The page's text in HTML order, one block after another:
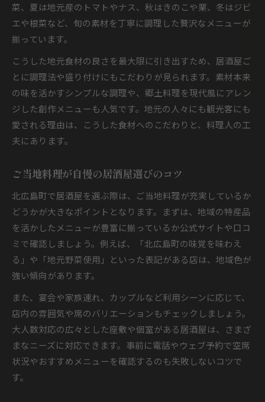
菜、夏は地元産のトマトやナス、秋はきのこや栗、冬はジビ
エや根菜など、旬の素材を丁寧に調理した贅沢なメニューが
揃っています。
こうした地元食材の良さを最大限に引き出すため、居酒屋ご
とに調理法や盛り付けにもこだわりが見られます。素材本来
の味を活かすシンプルな調理や、郷土料理を現代風にアレン
ジした創作メニューも人気です。地元の人々にも観光客にも
愛される理由は、こうした食材へのこだわりと、料理人の工
夫にあります。
ご当地料理が自慢の居酒屋選びのコツ
北広島町で居酒屋を選ぶ際は、ご当地料理が充実しているか
どうかが大きなポイントとなります。まずは、地域の特産品
を活かしたメニューが豊富に揃っているか公式サイトや口コ
ミで確認しましょう。例えば、「北広島町の味覚を味わえ
る」や「地元野菜使用」といった表記がある店は、地域色が
強い傾向があります。
また、宴会や家族連れ、カップルなど利用シーンに応じて、
店内の雰囲気や席のバリエーションもチェックしましょう。
大人数対応の広々とした座敷や個室がある居酒屋は、さまざ
まなニーズに対応できます。事前に電話やウェブ予約で空席
状況やおすすめメニューを確認するのも失敗しないコツで
す。